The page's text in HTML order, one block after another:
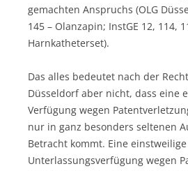
gemachten Anspruchs (OLG
145 – Olanzapin; InstGE 12, 114,
Harnkatheterset).
Das alles bedeutet nach der
Düsseldorf aber nicht, dass eine
Verfügung wegen
nur in ganz besonders seltenen
Betracht kommt. Eine einstweilige
Unterlassungsverfügung wegen